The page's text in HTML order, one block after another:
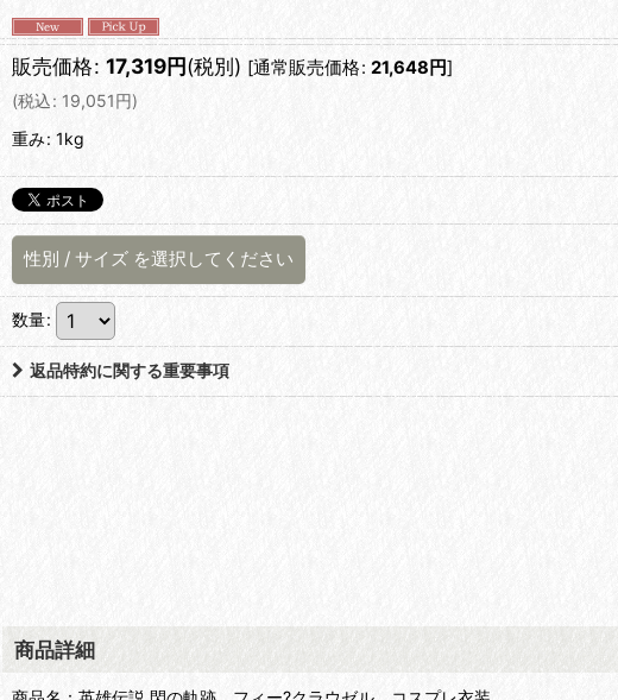
販売価格: 17,319円(税別) [通常販売価格: 21,648 円]
(税込: 19,051円)
重み: 1kg
性別 / サイズ を選択してください
数量:
返品特約に関する重要事項
商品詳細